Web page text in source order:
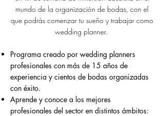
mundo de la organización de bodas, con el
que podrás comenzar tu sueño y trabajar como
wedding planner.
Programa creado por wedding planners
profesionales con más de 15 años de
experiencia y cientos de bodas organizadas
con éxito.
Aprende y conoce a los mejores
profesionales del sector en distintos ámbitos: